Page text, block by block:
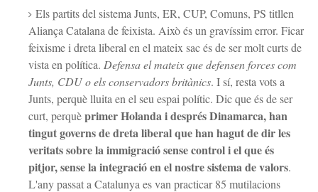
Els partits del sistema Junts, ER, CUP, Comuns, PS titllen
Aliança Catalana de feixista. Això és un gravíssim error. Ficar
feixisme i dreta liberal en el mateix sac és de ser molt curts de
vista en política. Defensa el mateix que defensen forces com
Junts, CDU o els conservadors britànics. I sí, resta vots a
Junts, perquè lluita en el seu espai polític. Dic que és de ser
curt, perquèprimer Holanda i després Dinamarca, han
tingut governs de dreta liberal que han hagut de dir les
veritats sobre la immigració sense control i el que és
pitjor, sense la integració en el nostre sistema de valors.
L'any passat a Catalunya es van practicar 85 mutilacions